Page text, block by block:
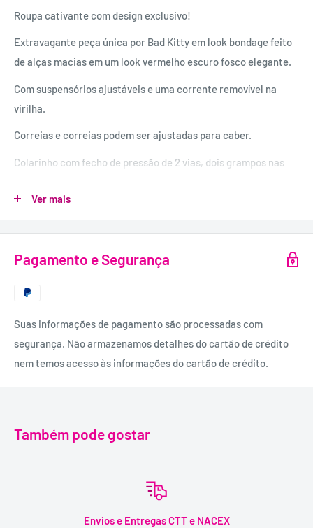
Roupa cativante com design exclusivo!
Extravagante peça única por Bad Kitty em look bondage feito
de alças macias em um look vermelho escuro fosco elegante.
Com suspensórios ajustáveis e uma corrente removível na
virilha.
Correias e correias podem ser ajustadas para caber.
Colarinho com fecho de pressão de 2 vias, dois grampos nas
MATERIAL:
85% poliéster, 15% elastano.
Ver mais
Pagamento e Segurança
Suas informações de pagamento são processadas com
segurança. Não armazenamos detalhes do cartão de crédito
nem temos acesso às informações do cartão de crédito.
Também pode gostar
Envios e Entregas CTT e NACEX